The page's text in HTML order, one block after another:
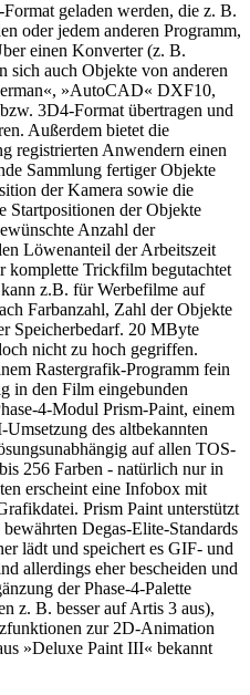
geladen werden, die z. B.
oder jedem anderen Programm,
einen Konverter (z. B.
sich auch Objekte von anderen
»AutoCAD« DXF10,
3D4-Format übertragen und
Außerdem bietet die
registrierten Anwendern einen
Sammlung fertiger Objekte
der Kamera sowie die
Startpositionen der Objekte
Anzahl der
Löwenanteil der Arbeitszeit
komplette Trickfilm begutachtet
z.B. für Werbefilme auf
Farbanzahl, Zahl der Objekte
Speicherbedarf. 20 MByte
nicht zu hoch gegriffen.
Rastergrafik-Programm fein
in den Film eingebunden
4-Modul Prism-Paint, einem
des altbekannten
auf allen TOS-
256 Farben - natürlich nur in
erscheint eine Infobox mit
Prism Paint unterstützt
Degas-Elite-Standards
lädt und speichert es GIF- und
allerdings eher bescheiden und
der Phase-4-Palette
z. B. besser auf Artis 3 aus),
zur 2D-Animation
»Deluxe Paint III« bekannt